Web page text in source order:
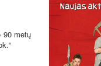
90 metų